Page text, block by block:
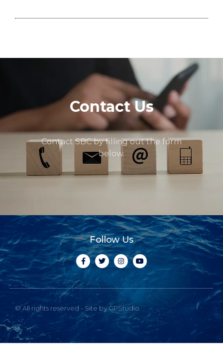
Contact Us
Contact SBC by filling out the form
below.
Follow Us
© All rights reserved - Site by GPStudio